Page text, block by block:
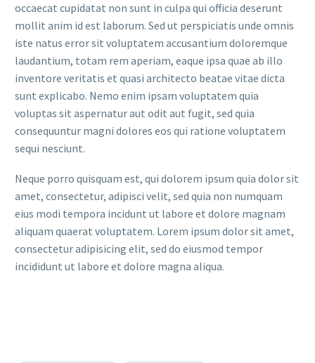
occaecat cupidatat non sunt in culpa qui officia deserunt
mollit anim id est laborum. Sed ut perspiciatis unde omnis
iste natus error sit voluptatem accusantium doloremque
laudantium, totam rem aperiam, eaque ipsa quae ab illo
inventore veritatis et quasi architecto beatae vitae dicta
sunt explicabo. Nemo enim ipsam voluptatem quia
voluptas sit aspernatur aut odit aut fugit, sed quia
consequuntur magni dolores eos qui ratione voluptatem
sequi nesciunt.
Neque porro quisquam est, qui dolorem ipsum quia dolor sit
amet, consectetur, adipisci velit, sed quia non numquam
eius modi tempora incidunt ut labore et dolore magnam
aliquam quaerat voluptatem. Lorem ipsum dolor sit amet,
consectetur adipisicing elit, sed do eiusmod tempor
incididunt ut labore et dolore magna aliqua.